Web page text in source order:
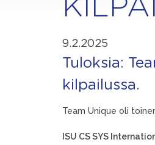
9.2.2025
Tuloksia:
kilpailussa.
Team Unique oli
ISU CS SYS